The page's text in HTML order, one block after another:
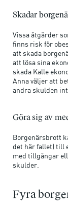
Skadar
Vissa åtgärder
finns risk för
att skada
att lösa sina
skada Kalle
Anna väljer att
andra skulden
Göra sig av
Borgenärsbrott
det här fallet) till
med tillgångar
skulder.
Fyra